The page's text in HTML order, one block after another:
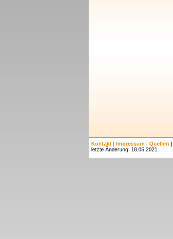
Kontakt | Impressum | Quellen |
letzte Änderung: 18.05.2021